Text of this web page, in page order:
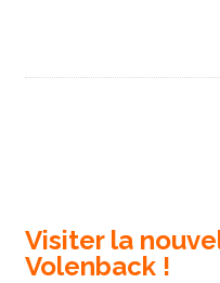
Visiter la
Volenback !